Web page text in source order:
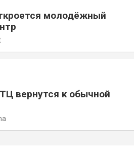
молодёжный
вернутся к обычной